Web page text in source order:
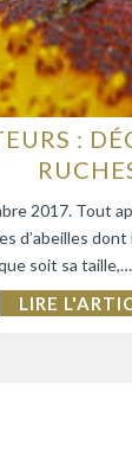
:
2017. Tout
d’abeilles
soit sa taille,…
LIRE